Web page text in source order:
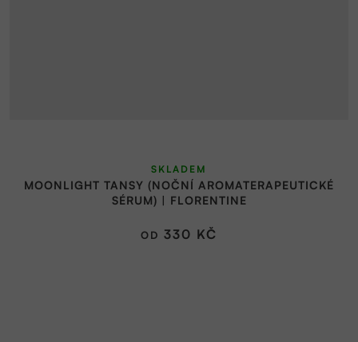
MOONLIGHT TANSY (NOČNÍ AROMATERAPEUTICKÉ
SÉRUM) | FLORENTINE
SKLADEM
OD 330 KČ